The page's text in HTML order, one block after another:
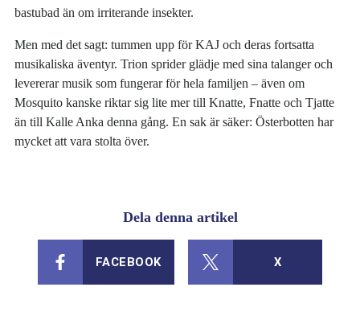
bastubad än om irriterande insekter.
Men med det sagt: tummen upp för KAJ och deras fortsatta
musikaliska äventyr. Trion sprider glädje med sina talanger och
levererar musik som fungerar för hela familjen – även om
Mosquito kanske riktar sig lite mer till Knatte, Fnatte och Tjatte
än till Kalle Anka denna gång. En sak är säker: Österbotten har
mycket att vara stolta över.
Dela denna artikel
FACEBOOK X